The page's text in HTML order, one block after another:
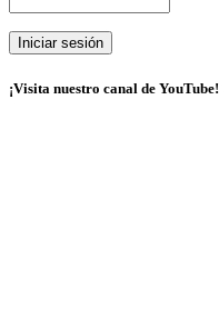
¡Visita nuestro canal de YouTube!